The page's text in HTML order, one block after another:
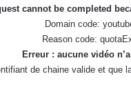
cannot be completed
Domain code:
Reason code:
Erreur : aucune vidéo
de chaine valide et